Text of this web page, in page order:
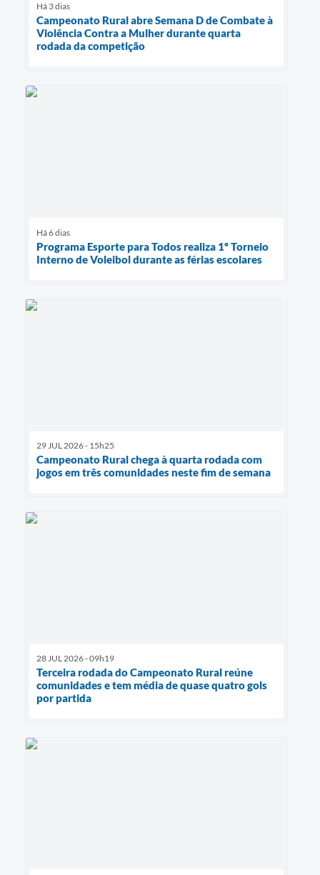
Há 3 dias
Campeonato Rural abre Semana D de Combate à
Violência Contra a Mulher durante quarta
rodada da competição
Há 6 dias
Programa Esporte para Todos realiza 1º Torneio
Interno de Voleibol durante as férias escolares
29 JUL 2026 - 15h25
Campeonato Rural chega à quarta rodada com
jogos em três comunidades neste fim de semana
28 JUL 2026 - 09h19
Terceira rodada do Campeonato Rural reúne
comunidades e tem média de quase quatro gols
por partida